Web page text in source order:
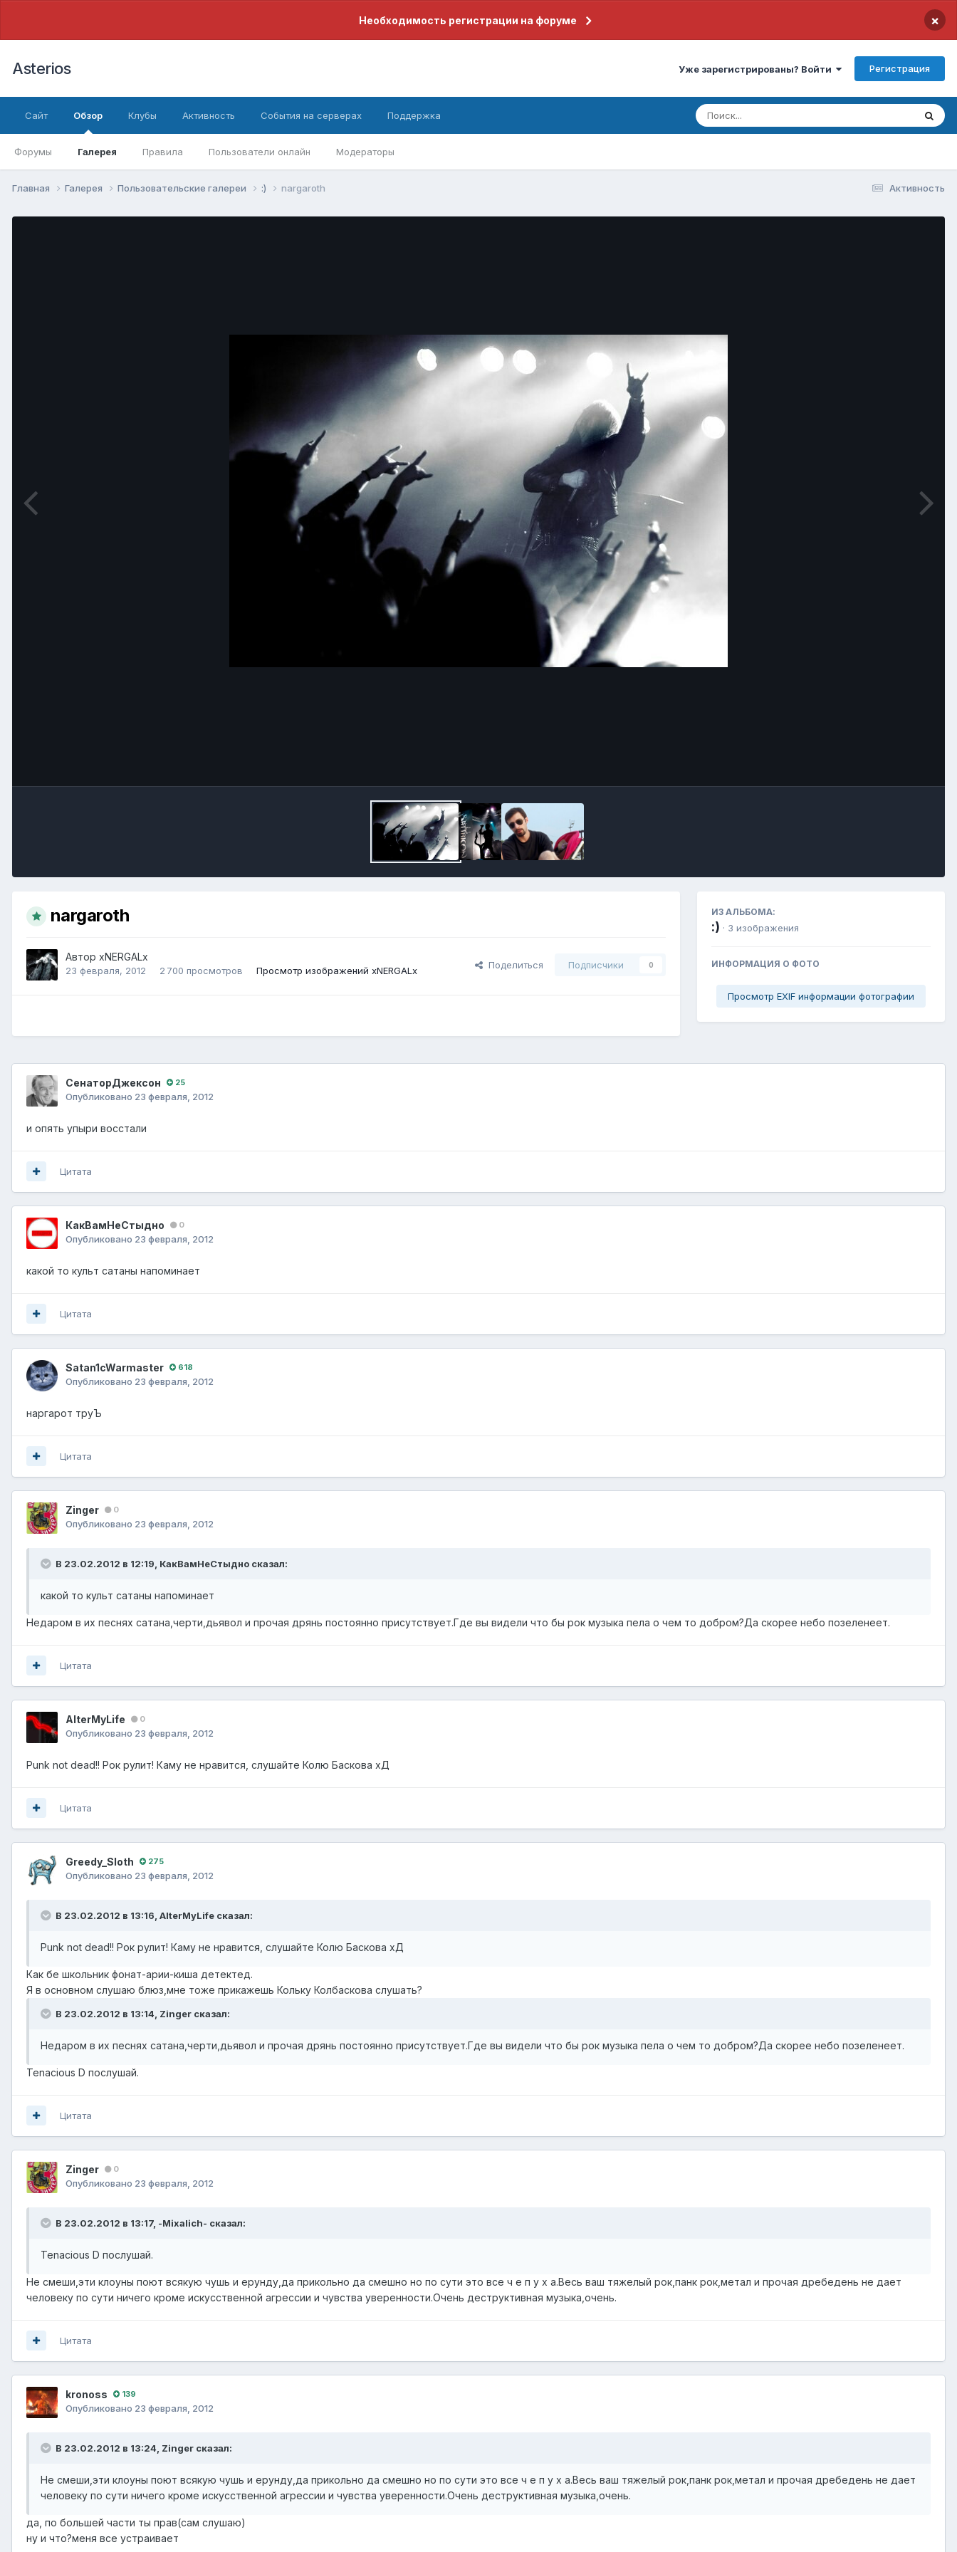
Необходимость регистрации на форуме ×
Asterios Уже зарегистрированы? Войти Регистрация
Сайт Обзор
Форумы Галерея Правила Пользователи онлайн Модераторы
Клубы Активность События на серверах Поддержка
Активность
Главная Галерея Пользовательские галереи :) nargaroth
nargaroth
Автор xNERGALx
23 февраля, 2012 2 700 просмотров Просмотр изображений xNERGALx
Поделиться Подписчики 0
ИЗ АЛЬБОМА:
:) · 3 изображения
ИНФОРМАЦИЯ О ФОТО
Просмотр EXIF информации фотографии
СенаторДжексон 25
Опубликовано 23 февраля, 2012
и опять упыри восстали
Цитата
КакВамНеСтыдно 0
Опубликовано 23 февраля, 2012
какой то культ сатаны напоминает
Цитата
Satan1cWarmaster 618
Опубликовано 23 февраля, 2012
наргарот труЪ
Цитата
Zinger 0
Опубликовано 23 февраля, 2012
В 23.02.2012 в 12:19, КакВамНеСтыдно сказал:
какой то культ сатаны напоминает
Недаром в их песнях сатана,черти,дьявол и прочая дрянь постоянно присутствует.Где вы видели что бы рок музыка пела о чем то добром?Да скорее небо позеленеет.
Цитата
AlterMyLife 0
Опубликовано 23 февраля, 2012
Punk not dead!! Рок рулит! Каму не нравится, слушайте Колю Баскова хД
Цитата
Greedy_Sloth 275
Опубликовано 23 февраля, 2012
В 23.02.2012 в 13:16, AlterMyLife сказал:
Punk not dead!! Рок рулит! Каму не нравится, слушайте Колю Баскова хД
Как бе школьник фонат-арии-киша детектед.
Я в основном слушаю блюз,мне тоже прикажешь Кольку Колбаскова слушать?
В 23.02.2012 в 13:14, Zinger сказал:
Недаром в их песнях сатана,черти,дьявол и прочая дрянь постоянно присутствует.Где вы видели что бы рок музыка пела о чем то добром?Да скорее небо позеленеет.
Tenacious D послушай.
Цитата
Zinger 0
Опубликовано 23 февраля, 2012
В 23.02.2012 в 13:17, -Mixalich- сказал:
Tenacious D послушай.
Не смеши,эти клоуны поют всякую чушь и ерунду,да прикольно да смешно но по сути это все ч е п у х а.Весь ваш тяжелый рок,панк рок,метал и прочая дребедень не дает
человеку по сути ничего кроме искусственной агрессии и чувства уверенности.Очень деструктивная музыка,очень.
Цитата
kronoss 139
Опубликовано 23 февраля, 2012
В 23.02.2012 в 13:24, Zinger сказал:
Не смеши,эти клоуны поют всякую чушь и ерунду,да прикольно да смешно но по сути это все ч е п у х а.Весь ваш тяжелый рок,панк рок,метал и прочая дребедень не дает
человеку по сути ничего кроме искусственной агрессии и чувства уверенности.Очень деструктивная музыка,очень.
да, по большей части ты прав(сам слушаю)
ну и что?меня все устраивает